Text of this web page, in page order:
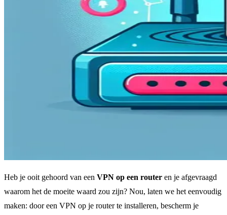
Heb je ooit gehoord van een VPN op een router en je afgevraagd
waarom het de moeite waard zou zijn? Nou, laten we het eenvoudig
maken: door een VPN op je router te installeren, bescherm je